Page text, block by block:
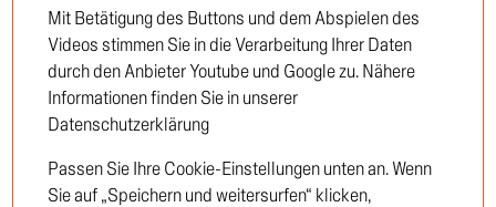
Mit Betätigung des Buttons und dem Abspielen des
Videos stimmen Sie in die Verarbeitung Ihrer Daten
durch den Anbieter Youtube und Google zu. Nähere
Informationen finden Sie in unserer
Datenschutzerklärung
Passen Sie Ihre Cookie-Einstellungen unten an. Wenn
Sie auf „Speichern und weitersurfen“ klicken,